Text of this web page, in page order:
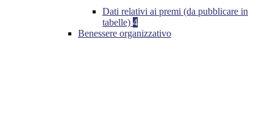
Dati relativi ai premi (da pubblicare in
tabelle) 4
Benessere organizzativo